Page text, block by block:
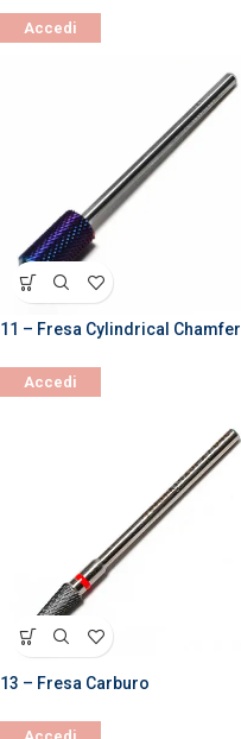
Accedi
11 – Fresa Cylindrical Chamfer
Accedi
13 – Fresa Carburo